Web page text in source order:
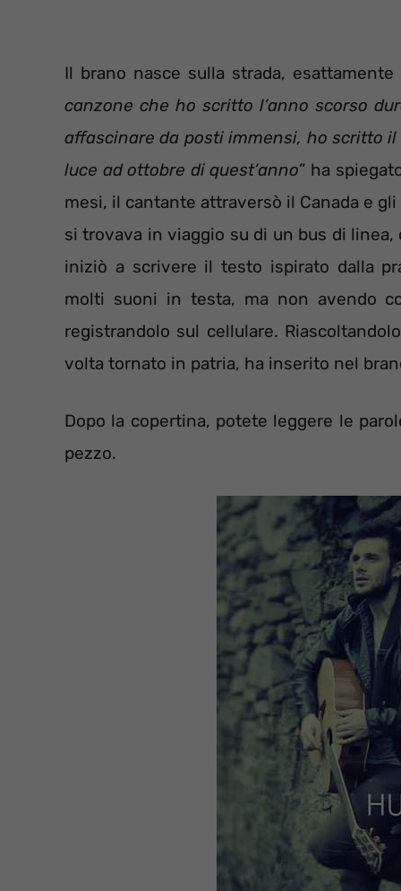
Il brano nasce sulla strada,
canzone che ho scritto l’anno scorso
affascinare da posti immensi, ho scritto
luce ad ottobre di quest’anno” ha
mesi, il cantante attraversò il Canada e
si trovava in viaggio su di un bus di
iniziò a scrivere il testo ispirato dalla
molti suoni in testa, ma non avendo
registrandolo sul cellulare.
volta tornato in patria, ha inserito nel
Dopo la copertina, potete leggere le
pezzo.